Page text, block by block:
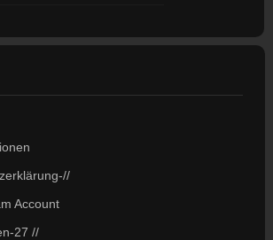
Account
27 //